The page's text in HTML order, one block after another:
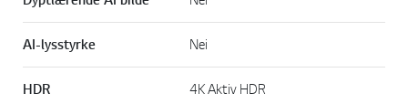
AI-lysstyrke Nei
HDR 4K Aktiv HDR